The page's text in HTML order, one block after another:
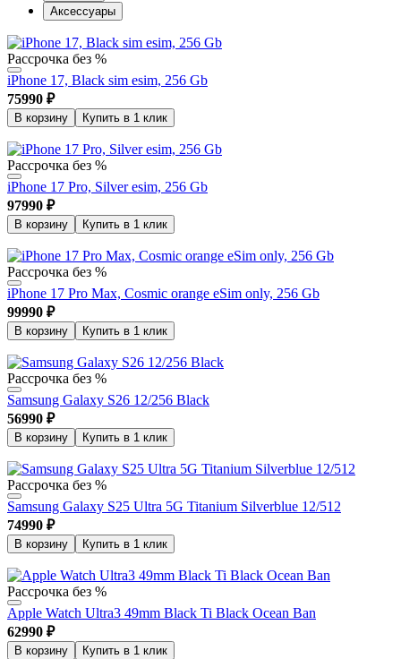
Аксессуары
Рассрочка без %
iPhone 17, Black sim esim, 256 Gb
75990 ₽
В корзину Купить в 1 клик
Рассрочка без %
iPhone 17 Pro, Silver esim, 256 Gb
97990 ₽
В корзину Купить в 1 клик
Рассрочка без %
iPhone 17 Pro Max, Cosmic orange eSim only, 256 Gb
99990 ₽
В корзину Купить в 1 клик
Рассрочка без %
Samsung Galaxy S26 12/256 Black
56990 ₽
В корзину Купить в 1 клик
Рассрочка без %
Samsung Galaxy S25 Ultra 5G Titanium Silverblue 12/512
74990 ₽
В корзину Купить в 1 клик
Рассрочка без %
Apple Watch Ultra3 49mm Black Ti Black Ocean Ban
62990 ₽
В корзину Купить в 1 клик